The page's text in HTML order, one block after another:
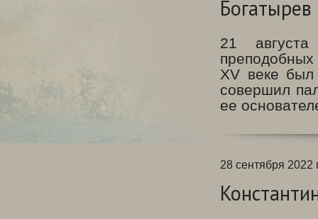
21
XV веке
совершил
ее
28 сентября 2022